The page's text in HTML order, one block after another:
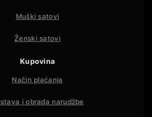
Muški satovi
Ženski satovi
Kupovina
Način plaćanja
i obrada narudžbe